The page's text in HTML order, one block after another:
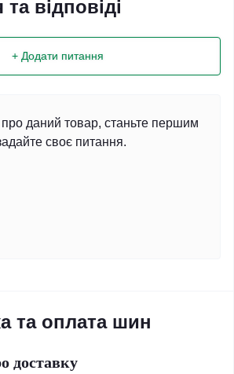
відповіді
+ Додати питання
даний товар, станьте першим
своє питання.
та оплата шин
доставку